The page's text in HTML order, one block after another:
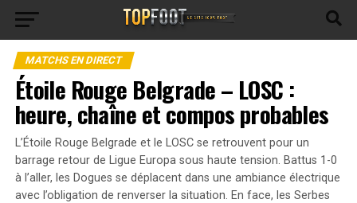
MATCHS EN DIRECT
Étoile Rouge Belgrade – LOSC :
heure, chaîne et compos probables
L’Étoile Rouge Belgrade et le LOSC se retrouvent pour un
barrage retour de Ligue Europa sous haute tension. Battus 1-0
à l’aller, les Dogues se déplacent dans une ambiance électrique
avec l’obligation de renverser la situation. En face, les Serbes